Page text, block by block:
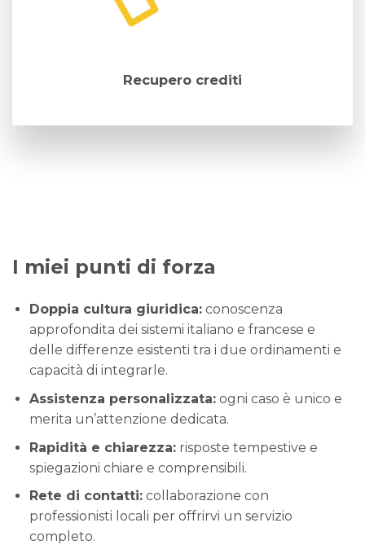
Recupero crediti
I miei punti di forza
Doppia cultura giuridica:conoscenza
approfondita dei sistemi italiano e francese e
delle differenze esistenti tra i due ordinamenti e
capacità di integrarle.
Assistenza personalizzata:ogni caso è unico e
merita un’attenzione dedicata.
Rapidità e chiarezza:risposte tempestive e
spiegazioni chiare e comprensibili.
Rete di contatti:collaborazione con
professionisti locali per offrirvi un servizio
completo.